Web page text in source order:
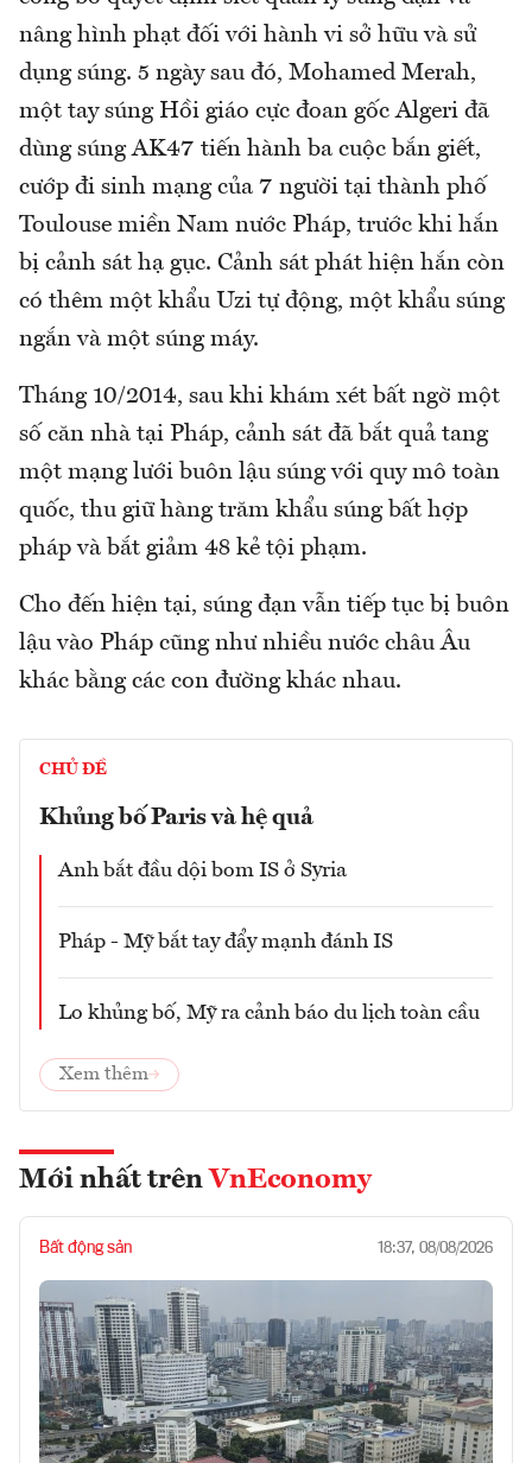
nâng hình phạt đối với hành vi sở hữu và sử
dụng súng. 5 ngày sau đó, Mohamed Merah,
một tay súng Hồi giáo cực đoan gốc Algeri đã
dùng súng AK47 tiến hành ba cuộc bắn giết,
cướp đi sinh mạng của 7 người tại thành phố
Toulouse miền Nam nước Pháp, trước khi hắn
bị cảnh sát hạ gục. Cảnh sát phát hiện hắn còn
có thêm một khẩu Uzi tự động, một khẩu súng
ngắn và một súng máy.
Tháng 10/2014, sau khi khám xét bất ngờ một
số căn nhà tại Pháp, cảnh sát đã bắt quả tang
một mạng lưới buôn lậu súng với quy mô toàn
quốc, thu giữ hàng trăm khẩu súng bất hợp
pháp và bắt giảm 48 kẻ tội phạm.
Cho đến hiện tại, súng đạn vẫn tiếp tục bị buôn
lậu vào Pháp cũng như nhiều nước châu Âu
khác bằng các con đường khác nhau.
CHỦ ĐỀ
Khủng bố Paris và hệ quả
Anh bắt đầu dội bom IS ở Syria
Pháp - Mỹ bắt tay đẩy mạnh đánh IS
Lo khủng bố, Mỹ ra cảnh báo du lịch toàn cầu
Xem thêm
Mới nhất trên VnEconomy
Bất động sản 18:37, 08/08/2026